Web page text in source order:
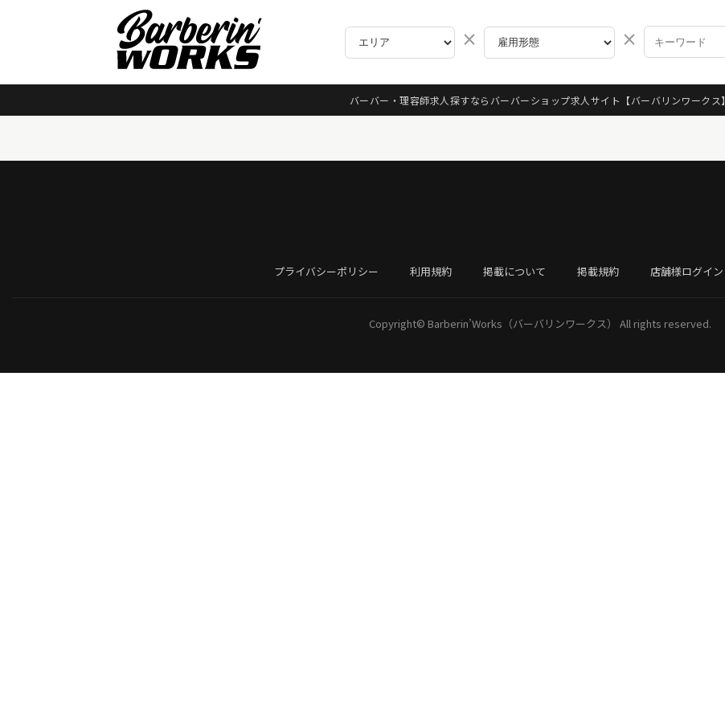
× ×
バーバー・理容師求人探すならバーバーショップ求人サイト 【バーバリンワークス】
プライバシーポリシー 利用規約 掲載について 掲載規約 店舗様ログイン
Copyright© Barberin’Works（バーバリンワークス） All rights reserved.